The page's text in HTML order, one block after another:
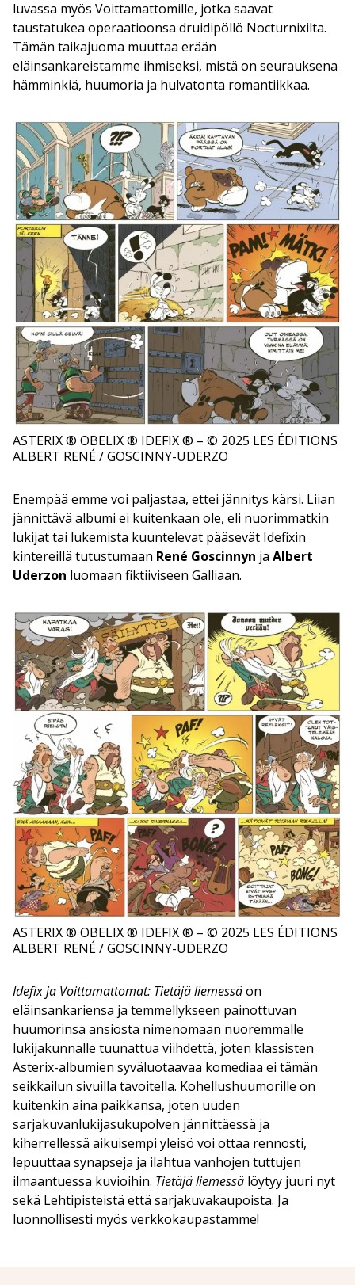
luvassa myös Voittamattomille, jotka saavat
taustatukea operaatioonsa druidipöllö Nocturnixilta.
Tämän taikajuoma muuttaa erään
eläinsankareistamme ihmiseksi, mistä on seurauksena
hämminkiä, huumoria ja hulvatonta romantiikkaa.
ASTERIX ® OBELIX ® IDEFIX ® – © 2025 LES ÉDITIONS
ALBERT RENÉ / GOSCINNY-UDERZO
Enempää emme voi paljastaa, ettei jännitys kärsi. Liian
jännittävä albumi ei kuitenkaan ole, eli nuorimmatkin
lukijat tai lukemista kuuntelevat pääsevät Idefixin
kintereillä tutustumaan René Goscinnyn ja Albert
Uderzon luomaan fiktiiviseen Galliaan.
ASTERIX ® OBELIX ® IDEFIX ® – © 2025 LES ÉDITIONS
ALBERT RENÉ / GOSCINNY-UDERZO
Idefix ja Voittamattomat: Tietäjä liemessäon
eläinsankariensa ja temmellykseen painottuvan
huumorinsa ansiosta nimenomaan nuoremmalle
lukijakunnalle tuunattua viihdettä, joten klassisten
Asterix-albumien syväluotaavaa komediaa ei tämän
seikkailun sivuilla tavoitella. Kohellushuumorille on
kuitenkin aina paikkansa, joten uuden
sarjakuvanlukijasukupolven jännittäessä ja
kiherrellessä aikuisempi yleisö voi ottaa rennosti,
lepuuttaa synapseja ja ilahtua vanhojen tuttujen
ilmaantuessa kuvioihin. Tietäjä liemessä löytyy juuri nyt
sekä Lehtipisteistä että sarjakuvakaupoista. Ja
luonnollisesti myös verkkokaupastamme!